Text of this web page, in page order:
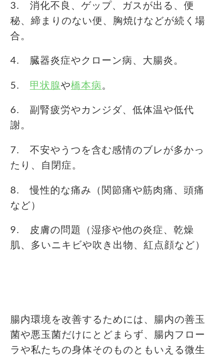
3. 消化不良、ゲップ、ガスが出る、便
秘、締まりのない便、胸焼けなどが続く場
合。
4. 臓器炎症やクローン病、大腸炎。
5. 甲状腺や橋本病 。
6. 副腎疲労やカンジダ、低体温や低代
謝。
7. 不安やうつを含む感情のブレが多かっ
たり、自閉症。
8. 慢性的な痛み（関節痛や筋肉痛、頭痛
など）
9. 皮膚の問題（湿疹や他の炎症、乾燥
肌、多いニキビや吹き出物、紅点顔など）
腸内環境を改善するためには、腸内の善玉
菌や悪玉菌だけにとどまらず、腸内フロー
ラや私たちの身体そのものともいえる微生